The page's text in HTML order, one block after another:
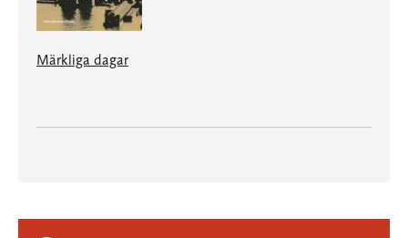
Märkliga dagar